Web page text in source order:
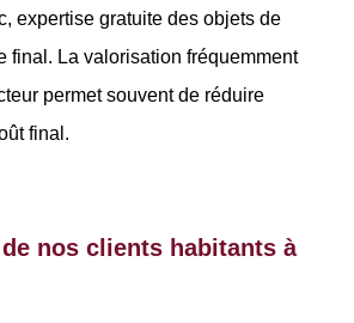
expertise gratuite des objets de
final. La valorisation fréquemment
permet souvent de réduire
final.
nos clients habitants à